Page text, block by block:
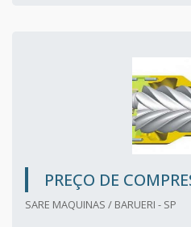
PREÇO DE
SARE MAQUINAS / BARUERI - SP